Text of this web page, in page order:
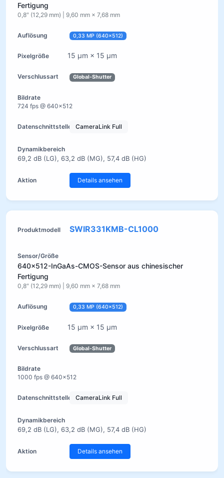
Fertigung
0,8″ (12,29 mm) | 9,60 mm × 7,68 mm
0,33 MP (640×512)
15 µm × 15 µm
Global-Shutter
724 fps @ 640×512
CameraLink Full
69,2 dB (LG), 63,2 dB (MG), 57,4 dB (HG)
Details ansehen
SWIR331KMB-CL1000
640×512-InGaAs-CMOS-Sensor aus chinesischer
Fertigung
0,8″ (12,29 mm) | 9,60 mm × 7,68 mm
0,33 MP (640×512)
15 µm × 15 µm
Global-Shutter
1000 fps @ 640×512
CameraLink Full
69,2 dB (LG), 63,2 dB (MG), 57,4 dB (HG)
Details ansehen